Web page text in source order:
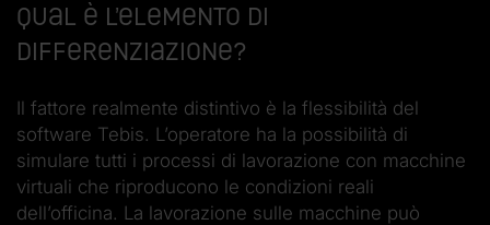
Qual è l’elemento di
differenziazione?
Il fattore realmente distintivo è la flessibilità del
software Tebis. L’operatore ha la possibilità di
simulare tutti i processi di lavorazione con macchine
virtuali che riproducono le condizioni reali
dell’officina. La lavorazione sulle macchine può